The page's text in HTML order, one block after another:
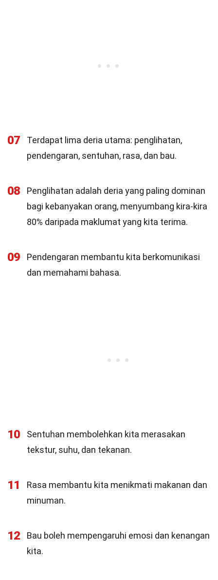
07
Terdapat lima deria utama: penglihatan,
pendengaran, sentuhan, rasa, dan bau.
08
Penglihatan adalah deria yang paling dominan
bagi kebanyakan orang, menyumbang kira-kira
80% daripada maklumat yang kita terima.
09
Pendengaran membantu kita berkomunikasi
dan memahami bahasa.
10
Sentuhan membolehkan kita merasakan
tekstur, suhu, dan tekanan.
11
Rasa membantu kita menikmati makanan dan
minuman.
12
Bau boleh mempengaruhi emosi dan kenangan
kita.